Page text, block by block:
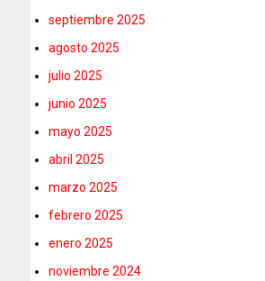
septiembre 2025
agosto 2025
julio 2025
junio 2025
mayo 2025
abril 2025
marzo 2025
febrero 2025
enero 2025
noviembre 2024